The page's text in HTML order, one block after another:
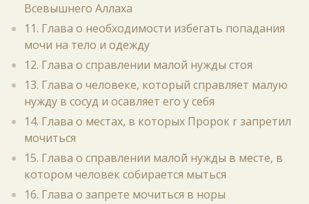
Всевышнего Аллаха
11. Глава о необходимости избегать попадания
мочи на тело и одежду
12. Глава о справлении малой нужды стоя
13. Глава о человеке, который справляет малую
нужду в сосуд и осавляет его у себя
14. Глава о местах, в которых Пророк r запретил
мочиться
15. Глава о справлении малой нужды в месте, в
котором человек собирается мыться
16. Глава о запрете мочиться в норы